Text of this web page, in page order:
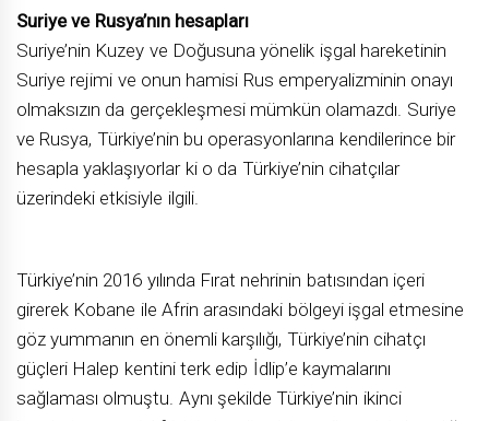
Suriye ve Rusya’nın hesapları
Suriye’nin Kuzey ve Doğusuna yönelik işgal hareketinin
Suriye rejimi ve onun hamisi Rus emperyalizminin onayı
olmaksızın da gerçekleşmesi mümkün olamazdı. Suriye
ve Rusya, Türkiye’nin bu operasyonlarına kendilerince bir
hesapla yaklaşıyorlar ki o da Türkiye’nin cihatçılar
üzerindeki etkisiyle ilgili.
Türkiye’nin 2016 yılında Fırat nehrinin batısından içeri
girerek Kobane ile Afrin arasındaki bölgeyi işgal etmesine
göz yummanın en önemli karşılığı, Türkiye’nin cihatçı
güçleri Halep kentini terk edip İdlip’e kaymalarını
sağlaması olmuştu. Aynı şekilde Türkiye’nin ikinci